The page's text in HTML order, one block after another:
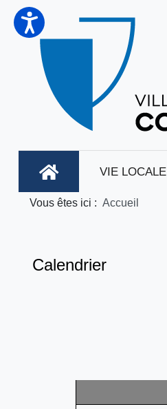
VIE LOCALE
Vous êtes ici : Accueil
Calendrier